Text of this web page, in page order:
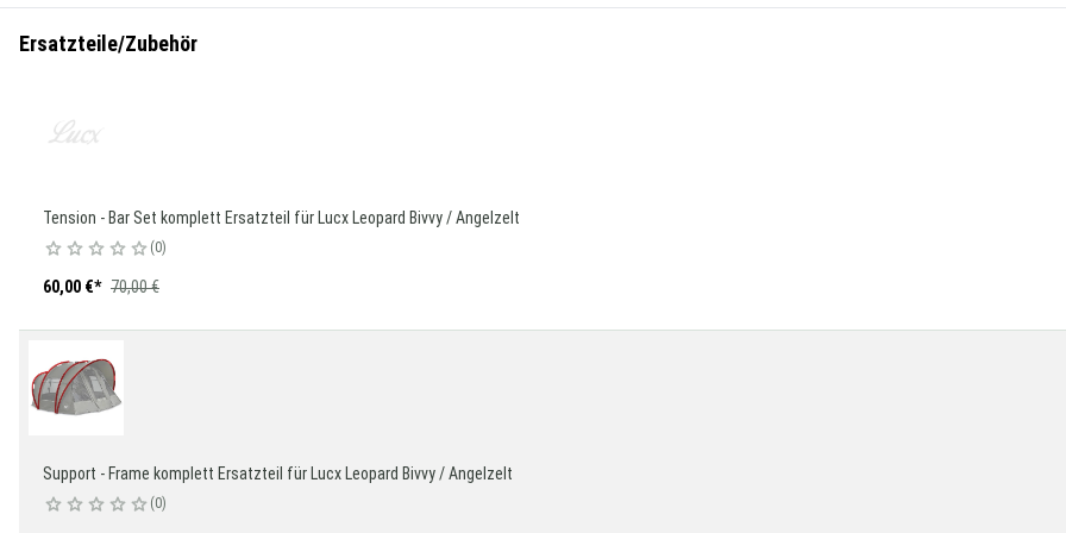
Ersatzteile/Zubehör
Tension - Bar Set komplett Ersatzteil für Lucx Leopard Bivvy / Angelzelt
0
60,00 €* 70,00 €
Support - Frame komplett Ersatzteil für Lucx Leopard Bivvy / Angelzelt
0